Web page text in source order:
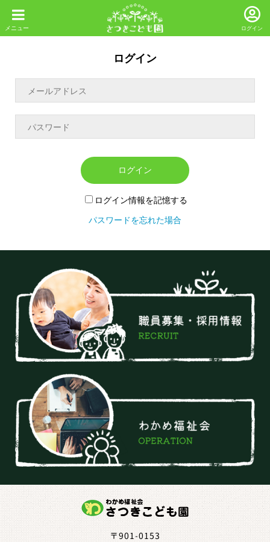
ログイン
ログイン
ログイン
ログイン情報を記憶する
パスワードを忘れた場合
〒901-0153